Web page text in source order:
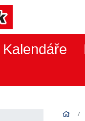
Kalendáře